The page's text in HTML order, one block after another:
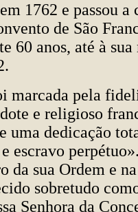
1762 e passou a
de São
60 anos, até à
marcada pela
e religioso
uma dedicação
escravo
da sua Ordem e
sobretudo
Senhora da